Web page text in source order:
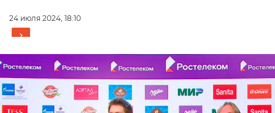
24 июля 2024, 18:10